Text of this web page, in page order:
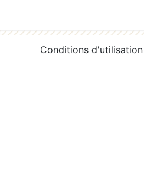
Conditions d'utilisation